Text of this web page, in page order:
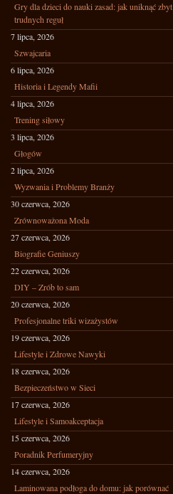
Gry dla dzieci do nauki zasad: jak uniknąć zbyt
trudnych reguł
7 lipca, 2026
Szwajcaria
6 lipca, 2026
Historia i Legendy Mafii
4 lipca, 2026
Trening siłowy
3 lipca, 2026
Głogów
2 lipca, 2026
Wyzwania i Problemy Branży
30 czerwca, 2026
Zrównoważona Moda
27 czerwca, 2026
Biografie Geniuszy
22 czerwca, 2026
DIY – Zrób to sam
20 czerwca, 2026
Profesjonalne triki wizażystów
19 czerwca, 2026
Lifestyle i Zdrowe Nawyki
18 czerwca, 2026
Bezpieczeństwo w Sieci
17 czerwca, 2026
Lifestyle i Samoakceptacja
15 czerwca, 2026
Poradnik Perfumeryjny
14 czerwca, 2026
Laminowana podłoga do domu: jak porównać